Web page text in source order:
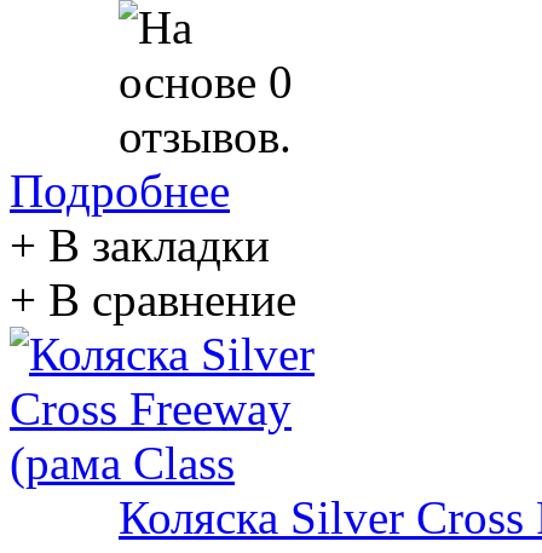
Подробнее
+ В закладки
+ В сравнение
Коляска Silver